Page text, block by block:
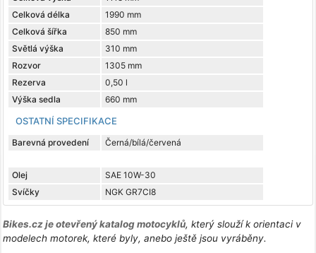
Celková délka
1990 mm
Celková šířka
850 mm
Světlá výška
310 mm
Rozvor
1305 mm
Rezerva
0,50 l
Výška sedla
660 mm
OSTATNÍ SPECIFIKACE
Barevná provedení Černá/bílá/červená
Olej
SAE 10W-30
Svíčky
NGK GR7CI8
Bikes.cz je otevřený katalog motocyklů, který slouží k orientaci v
modelech motorek, které byly, anebo ještě jsou vyráběny.